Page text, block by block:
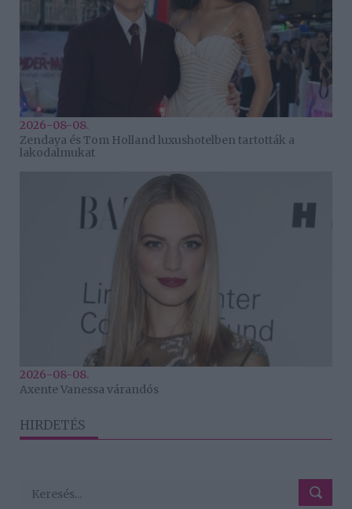
2026-08-08.
Zendaya és Tom Holland luxushotelben tartották a
lakodalmukat
2026-08-08.
Axente Vanessa várandós
HIRDETÉS